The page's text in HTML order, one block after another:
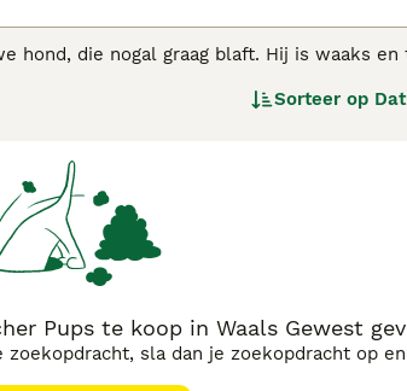
hond, die nogal graag blaft. Hij is waaks en
Sorteer op
Pups te koop in Waals Gewest
sla dan je zoekopdracht op